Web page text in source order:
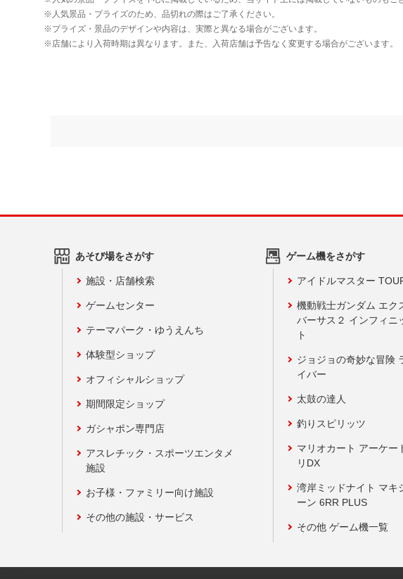
あそび場をさがす
施設・店舗検索
ゲームセンター
テーマパーク・ゆうえんち
体験型ショップ
オフィシャルショップ
期間限定ショップ
ガシャポン専門店
アスレチック・スポーツエンタメ
施設
お子様・ファミリー向け施設
その他の施設・サービス
ゲーム機をさがす
アイドルマスター
機動戦士ガンダム エク
バーサス２ インフィニ
ト
ジョジョの奇妙な冒険
イバー
太鼓の達人
釣りスピリッツ
マリオカート アーケー
リDX
湾岸ミッドナイト マキ
ーン 6RR PLUS
その他 ゲーム機一覧